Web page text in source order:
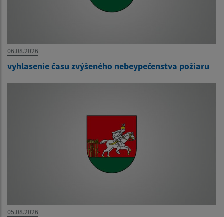
06.08.2026
vyhlasenie času zvýšeného nebeypečenstva požiaru
05.08.2026